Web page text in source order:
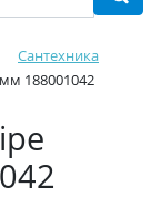
Сантехника
188001042